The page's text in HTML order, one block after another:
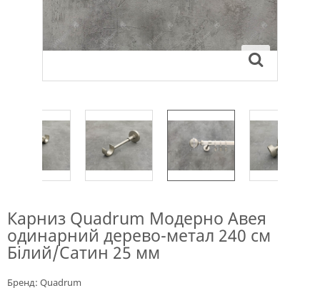
Карниз Quadrum Модерно Авея
одинарний дерево-метал 240 см
Білий/Сатин 25 мм
Бренд: Quadrum